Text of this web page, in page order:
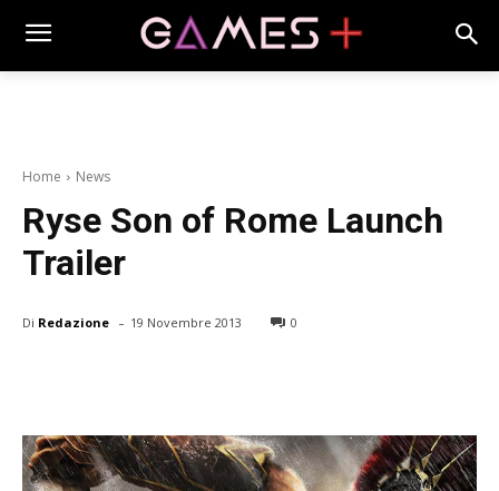
Home News
Ryse Son of Rome Launch
Trailer
Di Redazione - 19 Novembre 2013 0